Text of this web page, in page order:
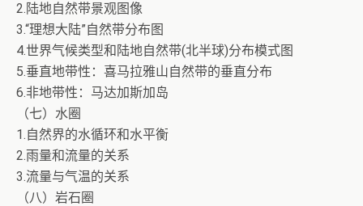
2.陆地自然带景观图像
3.“理想大陆”自然带分布图
4.世界气候类型和陆地自然带(北半球)分布模式图
5.垂直地带性：喜马拉雅山自然带的垂直分布
6.非地带性：马达加斯加岛
（七）水圈
1.自然界的水循环和水平衡
2.雨量和流量的关系
3.流量与气温的关系
（八）岩石圈